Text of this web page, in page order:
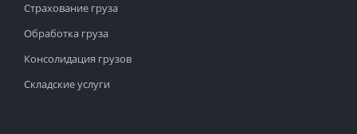
Страхование груза
Обработка груза
Консолидация грузов
Складские услуги